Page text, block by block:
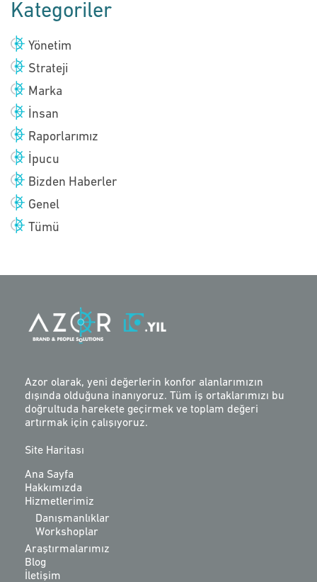
Kategoriler
Yönetim
Strateji
Marka
İnsan
Raporlarımız
İpucu
Bizden Haberler
Genel
Tümü
Azor olarak, yeni değerlerin konfor alanlarımızın
dışında olduğuna inanıyoruz. Tüm iş ortaklarımızı bu
doğrultuda harekete geçirmek ve toplam değeri
artırmak için çalışıyoruz.
Site Haritası
Ana Sayfa
Hakkımızda
Hizmetlerimiz
Danışmanlıklar
Workshoplar
Araştırmalarımız
Blog
İletişim